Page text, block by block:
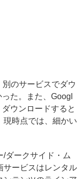
のサービスでダウ
た。また、Googl
ウンロードすると
現時点では、細かい
ダークサイド・ム
サービスはレンタル